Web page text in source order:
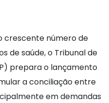
crescente número de
de saúde, o Tribunal de
prepara o lançamento
a conciliação entre
em demandas